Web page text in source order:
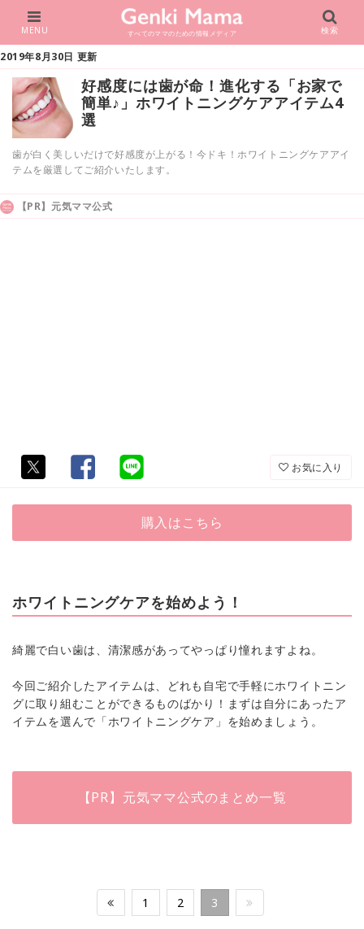
すべてのママのための情報メディア
MENU 検索
2019年8月30日 更新
好感度には歯が命！進化する「お家で
簡単♪」ホワイトニングケアアイテム4
選
歯が白く美しいだけで好感度が上がる！今ドキ！ホワイトニングケアアイ
テムを厳選してご紹介いたします。
【PR】元気ママ公式
お気に入り
購入はこちら
ホワイトニングケアを始めよう！
綺麗で白い歯は、清潔感があってやっぱり憧れますよね。
今回ご紹介したアイテムは、どれも自宅で手軽にホワイトニン
グに取り組むことができるものばかり！まずは自分にあったア
イテムを選んで「ホワイトニングケア」を始めましょう。
【PR】元気ママ公式のまとめ一覧
1 2 3